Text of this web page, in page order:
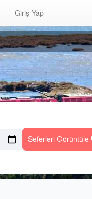
Giriş Yap
Seferleri Görüntüle